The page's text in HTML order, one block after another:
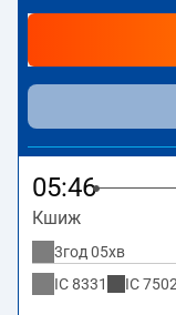
TLK— пропонують
Jabłonowo
05:46
Кшиж
3год 05хв
IC8331 IC7502